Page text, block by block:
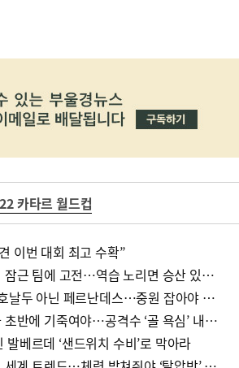
카타르 월드컵
이번 대회 최고 수확”
[월드컵 레전드 정종수의 눈] “브라질, 걸어 잠근 팀에 고전…역습 노리면 승산 있다”
[월드컵 레전드 정종수의 눈] “경계 1호는 호날두 아닌 페르난데스…중원 잡아야 승산 ”
[월드컵 레전드 정종수의 눈] “겁 없는 가나 초반에 기죽여야…공격수 ‘골 욕심’ 내라”
베르데 ‘샌드위치 수비’로 막아라